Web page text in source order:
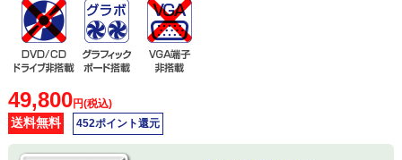
49,800円(税込)
送料無料 452ポイント還元